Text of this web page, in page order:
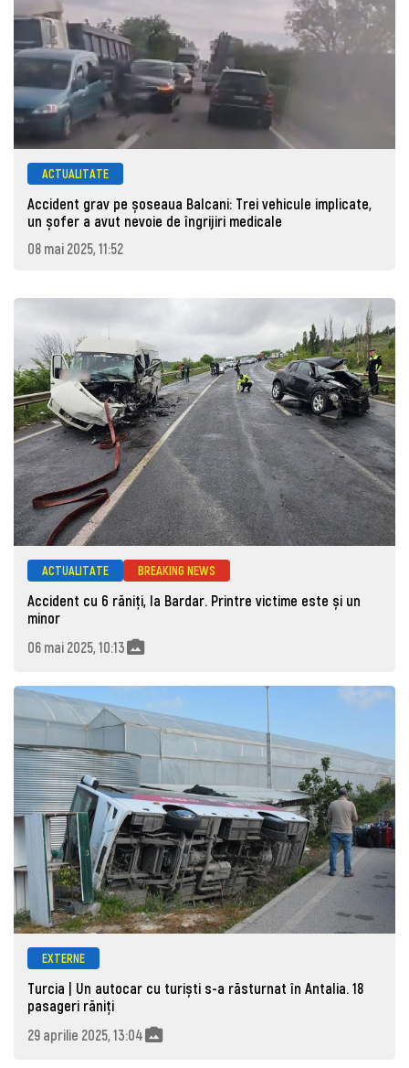
ACTUALITATE
Accident grav pe șoseaua Balcani: Trei vehicule implicate,
un șofer a avut nevoie de îngrijiri medicale
08 mai 2025, 11:52
ACTUALITATE BREAKING NEWS
Accident cu 6 răniți, la Bardar. Printre victime este și un
minor
06 mai 2025, 10:13
EXTERNE
Turcia | Un autocar cu turiști s-a răsturnat în Antalia. 18
pasageri răniți
29 aprilie 2025, 13:04